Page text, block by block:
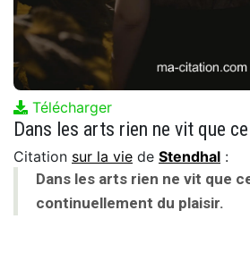
Télécharger
Citation sur la vie de Stendhal :
Dans les arts rien ne vit que
continuellement du plaisir.